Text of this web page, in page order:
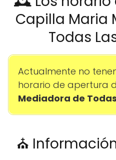
Capilla Maria
Todas
Actualmente no
horario de apertura
Mediadora de
⛪